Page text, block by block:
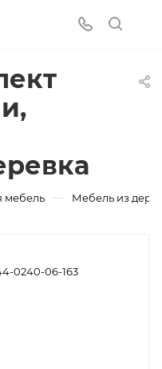
мебель — Мебель из
0240-06-163